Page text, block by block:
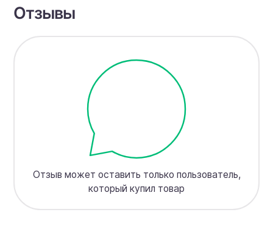
Отзывы
Отзыв может оставить только пользователь,
который купил товар